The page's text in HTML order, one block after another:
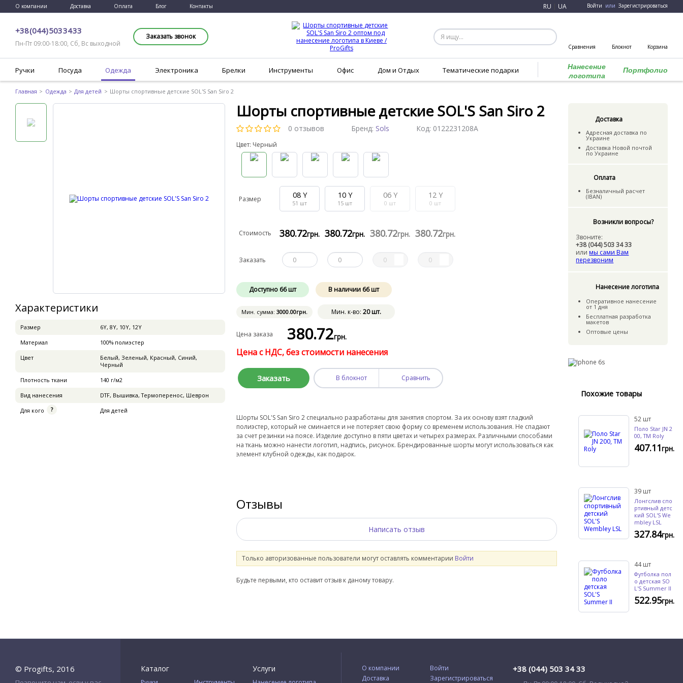
О компании Доставка Оплата Блог Контакты RU UA Войти или Зарегистрироваться
+38 (044) 503 34 33
Пн-Пт 09:00-18:00, Сб, Вс выходной
Заказать звонок
Сравнения Блокнот Корзина
Ручки Посуда Одежда Электроника Брелки Инструменты Офис Дом и Отдых Тематические подарки
Нанесение
логотипа
Портфолио
Главная Одежда Для детей Шорты спортивные детские SOL'S San Siro 2
Характеристики
Pазмер
6Y, 8Y, 10Y, 12Y
Материал
100% полиэстер
Цвет
Белый, Зеленый, Красный, Синий,
Черный
Плотность ткани
140 г/м2
Вид нанесения
DTF, Вышивка, Термоперенос, Шеврон
Для кого
Для детей
Шорты спортивные детские SOL'S San Siro 2
0 отзывов Бренд: Sols Код: 0122231208A
Цвет: Черный
Размер
Стоимость
Заказать
08 Y
51 шт
380.72грн.
10 Y
15 шт
380.72грн.
06 Y
0 шт
380.72грн.
12 Y
0 шт
380.72грн.
Доступно 66 шт В наличии 66шт
Мин. сумма:3000.00грн. Мин. к-во:20 шт.
Цена заказа 380.72грн.
Цена с НДС, без стоимости нанесения
Заказать В блокнот Сравнить
Шорты SOL'S San Siro 2 специально разработаны для занятия спортом. За их основу взят гладкий
полиэстер, который не сминается и не потеряет свою форму со временем использования. Не спадают
за счет резинки на поясе. Изделие доступно в пяти цветах и четырех размерах. Различными способами
на ткань можно нанести логотип, надпись, рисунок. Брендированные шорты могут использоваться как
элемент клубной одежды, как подарок.
Доставка
Адресная доставка по
Украине
Доставка Новой почтой
по Украине
Оплата
Безналичный расчет
(IBAN)
Возникли вопросы?
Звоните:
+38 (044) 503 34 33
или мы сами Вам
перезвоним
Нанесение логотипа
Оперативное нанесение
от 1 дня
Бесплатная разработка
макетов
Оптовые цены
Похожие товары
52 шт
Поло Star JN 2
00, TM Roly
407.11грн.
39 шт
Лонгслив спо
ртивный детс
кий SOL'S We
mbley LSL
327.84грн.
44 шт
Футболка пол
о детская SO
L'S Summer II
522.95грн.
Отзывы
Написать отзыв
Только авторизованные пользователи могут оставлять комментарии Войти
Будьте первыми, кто оставит отзыв к даному товару.
Каталог Услуги
О компании
Доставка
Войти
Зарегистрироваться
+38 (044) 503 34 33
© Progifts, 2016